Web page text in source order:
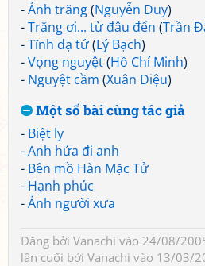
-Ánh trăng(Nguyễn Duy)
-Trăng ơi... từ đâu đến (Trần
-Tĩnh dạ tứ(Lý Bạch)
-Vọng nguyệt(Hồ Chí Minh)
- Nguyệt cầm (Xuân Diệu)
Một số bài cùng tác giả
- Biệt ly
-Anh hứa đi anh
- Bên mồ Hàn Mặc Tử
- Hạnh phúc
-Ảnh người xưa
Đăng bởi Vanachi vào 24/08/
lần cuối bởi Vanachi vào 13/03/